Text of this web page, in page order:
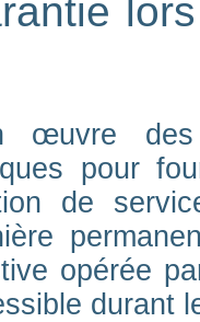
œuvre des
pour
de
opérée
durant